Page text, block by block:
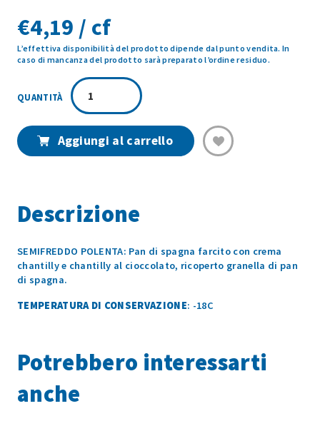
€4,19 / cf
L’effettiva disponibilità del prodotto dipende dal punto vendita. In
caso di mancanza del prodotto sarà preparato l’ordine residuo.
POLENTA
2
MONOPORZIONE
quantità
Aggiungi al carrello
Descrizione
SEMIFREDDO POLENTA: Pan di spagna farcito con crema
chantilly e chantilly al cioccolato, ricoperto granella di pan
di spagna.
TEMPERATURA DI CONSERVAZIONE: -18C
Potrebbero interessarti
anche